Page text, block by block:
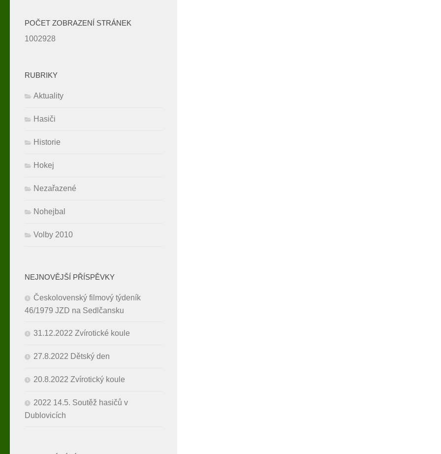
POČET ZOBRAZENÍ STRÁNEK
1002928
RUBRIKY
Aktuality
Hasiči
Historie
Hokej
Nezařazené
Nohejbal
Volby 2010
NEJNOVĚJŠÍ PŘÍSPĚVKY
Českolovenský filmový týdeník
46/1979 JZD na Sedlčansku
31.12.2022 Zvírotické koule
27.8.2022 Dětský den
20.8.2022 Zvírotický koule
2022 14.5. Soutěž hasičů v
Dublovicích